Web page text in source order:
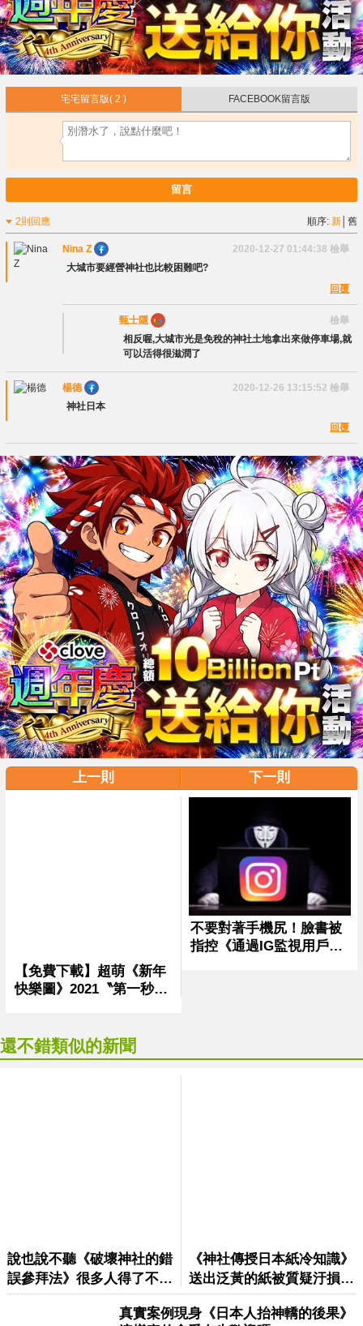
宅宅留言版( 2 ) FACEBOOK留言版
留言
2則回應 順序:新 │舊
Nina Z 2020-12-27 01:44:38 檢舉
大城市要經營神社也比較困難吧?
回覆
甄士隱
檢舉
相反喔,大城市光是免稅的神社土地拿出來做停車場,就
可以活得很滋潤了
楊德 2020-12-26 13:15:52 檢舉
神社日本
回覆
上一則 下一則
還不錯類似的新聞